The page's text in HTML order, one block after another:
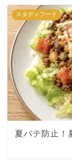
スタディフード
夏バテ防止！